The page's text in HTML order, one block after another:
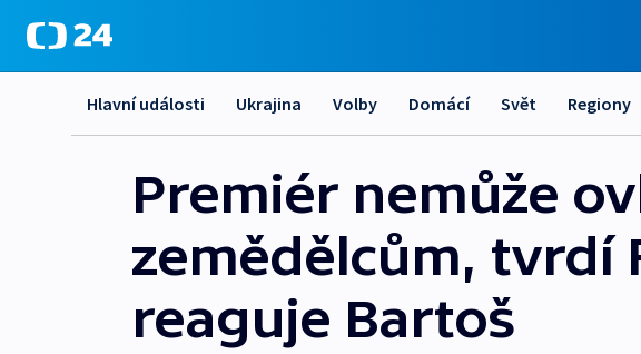
Hlavní události Ukrajina Volby Domácí Svět Regiony
Premiér nemůže
zemědělcům, tvrdí
reaguje Bartoš